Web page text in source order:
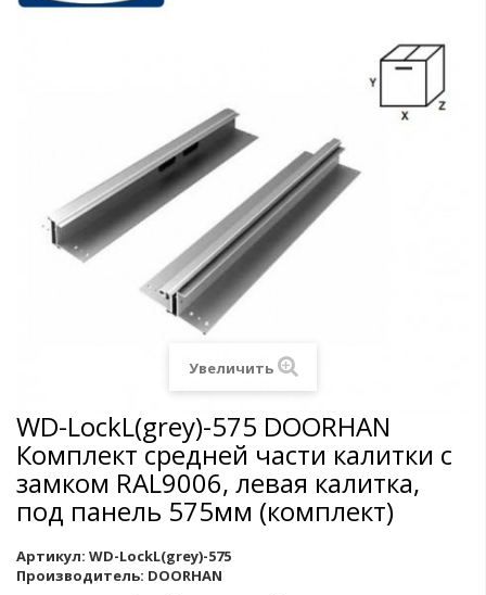
Увеличить
WD-LockL(grey)-575 DOORHAN
Комплект средней части калитки с
замком RAL9006, левая калитка,
под панель 575мм (комплект)
Артикул: WD-LockL(grey)-575
Производитель: DOORHAN